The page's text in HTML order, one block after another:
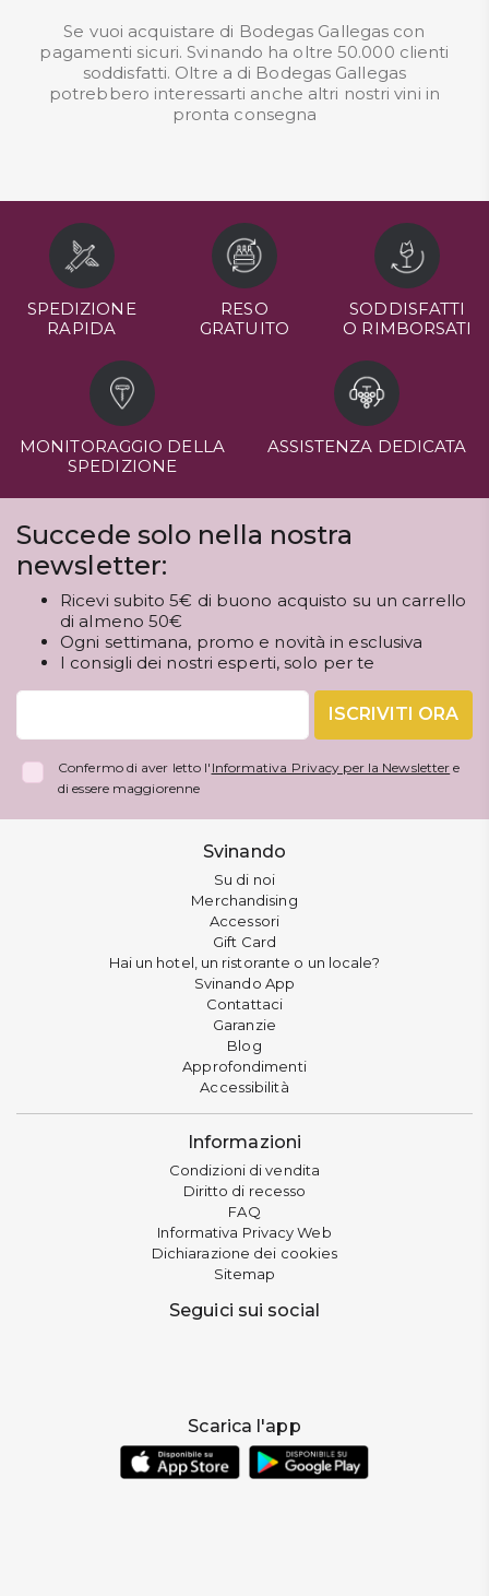
Se vuoi acquistare di Bodegas Gallegas con
pagamenti sicuri. Svinando ha oltre 50.000 clienti
soddisfatti. Oltre a di Bodegas Gallegas
potrebbero interessarti anche altri nostrivini in
pronta consegna
SPEDIZIONE
RAPIDA
RESO
GRATUITO
SODDISFATTI
O RIMBORSATI
MONITORAGGIO DELLA
SPEDIZIONE
ASSISTENZA DEDICATA
Succede solo nella nostra
newsletter:
Ricevi subito 5€ di buono acquisto su un carrello
di almeno 50€
Ogni settimana, promo e novità in esclusiva
I consigli dei nostri esperti, solo per te
ISCRIVITI ORA
Confermo di aver letto l' Informativa Privacy per la Newsletter e
di essere maggiorenne
Svinando
Su di noi
Merchandising
Accessori
Gift Card
Hai un hotel, un ristorante o un locale?
Svinando App
Contattaci
Garanzie
Blog
Approfondimenti
Accessibilità
Informazioni
Condizioni di vendita
Diritto di recesso
FAQ
Informativa Privacy Web
Dichiarazione dei cookies
Sitemap
Seguici sui social
Scarica l'app